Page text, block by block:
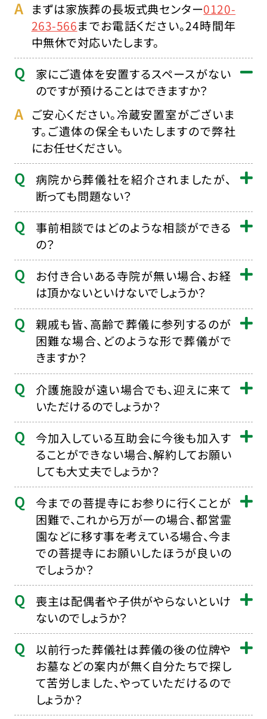
まずは家族葬の長坂式典センター0120-
263-566までお電話ください。24時間年
中無休で対応いたします。
家にご遺体を安置するスペースがない
のですが預けることはできますか？
ご安心ください。冷蔵安置室がございま
す。ご遺体の保全もいたしますので弊社
にお任せください。
病院から葬儀社を紹介されましたが、
断っても問題ない？
事前相談ではどのような相談ができる
の？
お付き合いある寺院が無い場合、お経
は頂かないといけないでしょうか？
親戚も皆、高齢で葬儀に参列するのが
困難な場合、どのような形で葬儀がで
きますか？
介護施設が遠い場合でも、迎えに来て
いただけるのでしょうか？
今加入している互助会に今後も加入す
ることができない場合、解約してお願い
しても大丈夫でしょうか？
今までの菩提寺にお参りに行くことが
困難で、これから万が一の場合、都営霊
園などに移す事を考えている場合、今ま
での菩提寺にお願いしたほうが良いの
でしょうか？
喪主は配偶者や子供がやらないといけ
ないのでしょうか？
以前行った葬儀社は葬儀の後の位牌や
お墓などの案内が無く自分たちで探し
て苦労しました、やっていただけるので
しょうか？